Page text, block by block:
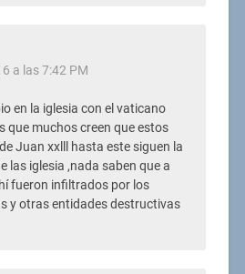
a las 7:42 PM
en la iglesia con el vaticano
que muchos creen que estos
Juan xxlll hasta este siguen la
las iglesia ,nada saben que a
fueron infiltrados por los
y otras entidades destructivas